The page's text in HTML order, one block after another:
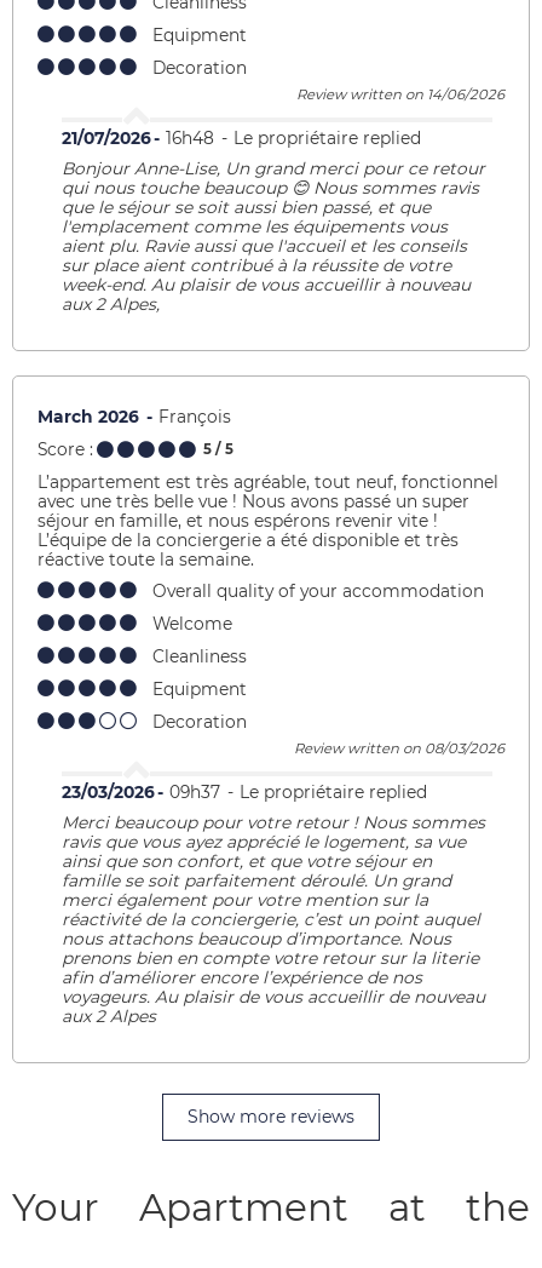
Equipment
Decoration
Review written on 14/06/2026
21/07/2026 16h48
Le propriétaire replied
Bonjour Anne-Lise, Un grand merci pour ce retour
qui nous touche beaucoup 😊 Nous sommes ravis
que le séjour se soit aussi bien passé, et que
l'emplacement comme les équipements vous
aient plu. Ravie aussi que l'accueil et les conseils
sur place aient contribué à la réussite de votre
week-end. Au plaisir de vous accueillir à nouveau
aux 2 Alpes,
March 2026
François
Score :
5 / 5
L’appartement est très agréable, tout neuf, fonctionnel
avec une très belle vue ! Nous avons passé un super
séjour en famille, et nous espérons revenir vite !
L’équipe de la conciergerie a été disponible et très
réactive toute la semaine.
Overall quality of your accommodation
Welcome
Cleanliness
Equipment
Decoration
Review written on 08/03/2026
23/03/2026 09h37
Le propriétaire replied
Merci beaucoup pour votre retour ! Nous sommes
ravis que vous ayez apprécié le logement, sa vue
ainsi que son confort, et que votre séjour en
famille se soit parfaitement déroulé. Un grand
merci également pour votre mention sur la
réactivité de la conciergerie, c’est un point auquel
nous attachons beaucoup d’importance. Nous
prenons bien en compte votre retour sur la literie
afin d’améliorer encore l’expérience de nos
voyageurs. Au plaisir de vous accueillir de nouveau
aux 2 Alpes
Show more reviews
Your Apartment at the